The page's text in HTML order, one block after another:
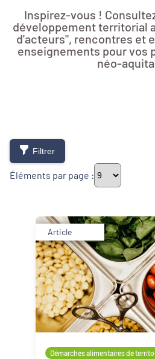
Inspirez-vous !
développement territorial
d'acteurs", rencontres et
enseignements pour vos
néo-
Filtrer
Éléments par page :
Thématiques
Démarches
Développement
Inclusion numérique
Politique de la ville
Article
Démarches alimentaires de